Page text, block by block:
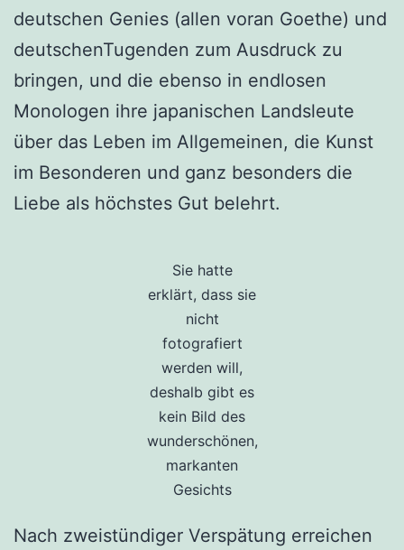
deutschen Genies (allen voran Goethe) und
deutschenTugenden zum Ausdruck zu
bringen, und die ebenso in endlosen
Monologen ihre japanischen Landsleute
über das Leben im Allgemeinen, die Kunst
im Besonderen und ganz besonders die
Liebe als höchstes Gut belehrt.
Sie hatte
erklärt, dass sie
nicht
fotografiert
werden will,
deshalb gibt es
kein Bild des
wunderschönen,
markanten
Gesichts
Nach zweistündiger Verspätung erreichen